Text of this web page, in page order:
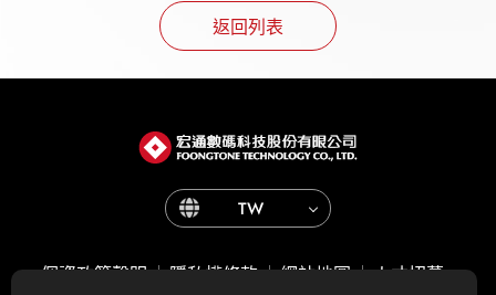
返回列表
TW
個資政策聲明 隱私權條款 網站地圖 人才招募